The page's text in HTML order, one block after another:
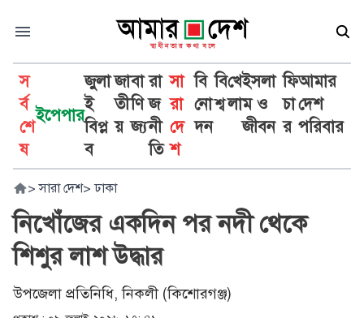
স
র্ব
শে
ষ
ইপেপার
জুলা
ই
বিপ্ল
ব
জা
তী
য়
বা
ণি
জ্য
রা
জ
নী
তি
সা
রা
দে
শ
বি
নো
দন
বি
শ্ব
খে
লা
ইসলা
ম ও
জীবন
ফি
চা
র
আমার
দেশ
পরিবার
> সারা দেশ> ঢাকা
নিখোঁজের একদিন পর নদী থেকে
শিশুর লাশ উদ্ধার
উপজেলা প্রতিনিধি, নিকলী (কিশোরগঞ্জ)